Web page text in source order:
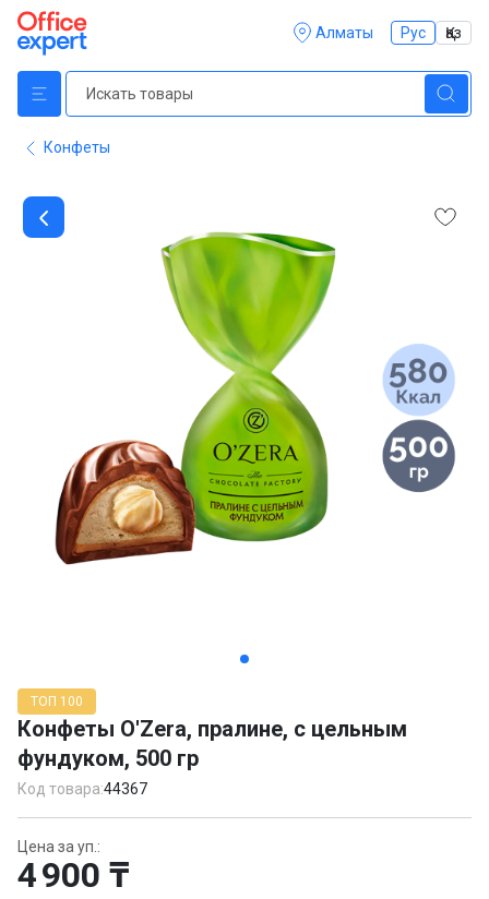
Алматы Рус Қаз
Конфеты
of
2
ТОП 100
Конфеты O'Zera, пралине, c цельным
фундуком, 500 гр
Код товара:44367
Цена за уп.:
4 900 ₸